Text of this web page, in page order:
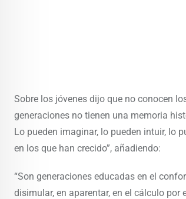
Sobre los jóvenes dijo que no conocen
generaciones no tienen una memoria
Lo pueden imaginar, lo pueden intuir, lo
en los que han crecido”, añadiendo:
“Son generaciones educadas en el
disimular, en aparentar, en el cálculo por